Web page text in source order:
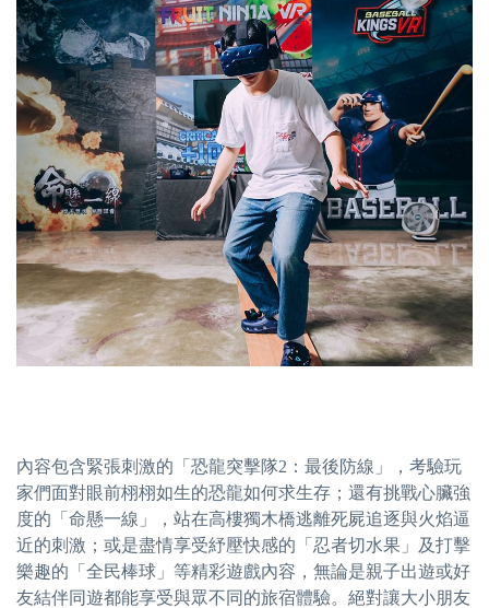
內容包含緊張刺激的「恐龍突擊隊2：最後防線」，考驗玩
家們面對眼前栩栩如生的恐龍如何求生存；還有挑戰心臟強
度的「命懸一線」，站在高樓獨木橋逃離死屍追逐與火焰逼
近的刺激；或是盡情享受紓壓快感的「忍者切水果」及打擊
樂趣的「全民棒球」等精彩遊戲內容，無論是親子出遊或好
友結伴同遊都能享受與眾不同的旅宿體驗。絕對讓大小朋友